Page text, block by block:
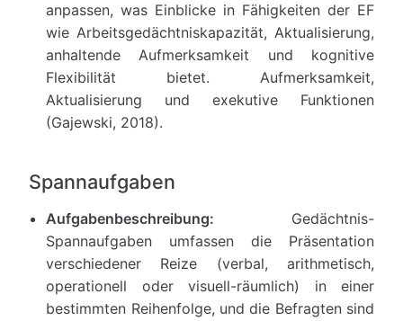
anpassen, was Einblicke in Fähigkeiten der EF
wie Arbeitsgedächtniskapazität, Aktualisierung,
anhaltende Aufmerksamkeit und kognitive
Flexibilität bietet. Aufmerksamkeit,
Aktualisierung und exekutive Funktionen
(Gajewski, 2018).
Spannaufgaben
Aufgabenbeschreibung: Gedächtnis-
Spannaufgaben umfassen die Präsentation
verschiedener Reize (verbal, arithmetisch,
operationell oder visuell-räumlich) in einer
bestimmten Reihenfolge, und die Befragten sind